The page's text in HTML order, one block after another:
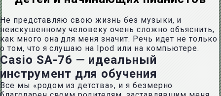
Не представляю свою жизнь без музыки, и
неискушенному человеку очень сложно объяснить,
как много она для меня значит. Речь идет не только
о том, что я слушаю на Ipod или на компьютере.
Casio SA-76 — идеальный
инструмент для обучения
Все мы «родом из детства», и я безмерно